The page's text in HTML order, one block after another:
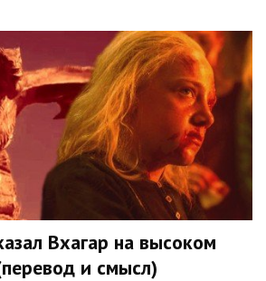
Вхагар на высоком
и смысл)